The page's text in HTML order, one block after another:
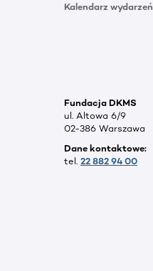
Kalendarz wydarzeń
Fundacja DKMS
ul. Altowa 6/9
02-386 Warszawa
Dane kontaktowe:
tel. 22 882 94 00